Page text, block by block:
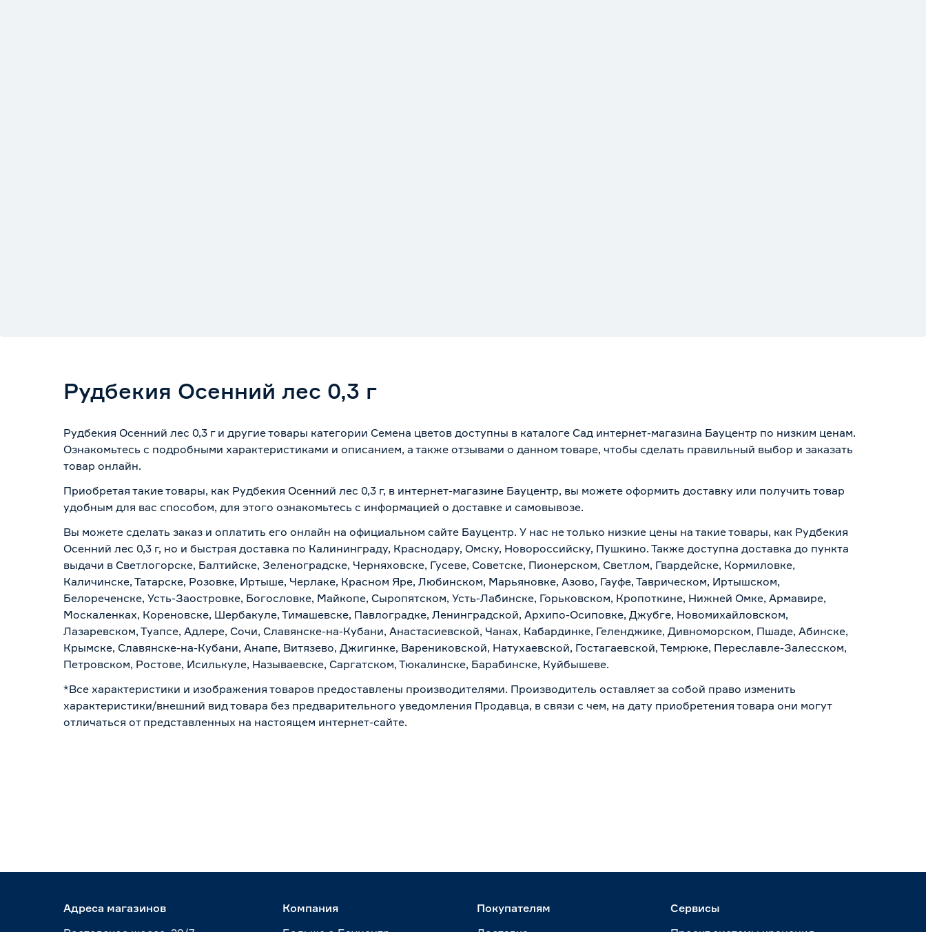
Рудбекия Осенний лес 0,3 г
Рудбекия Осенний лес 0,3 г и другие товары категории Семена цветов доступны в каталоге Сад интернет-магазина Бауцентр по низким ценам.
Ознакомьтесь с подробными характеристиками и описанием, а также отзывами о данном товаре, чтобы сделать правильный выбор и заказать
товар онлайн.
Приобретая такие товары, как Рудбекия Осенний лес 0,3 г, в интернет-магазине Бауцентр, вы можете оформить доставку или получить товар
удобным для вас способом, для этого ознакомьтесь с информацией о доставке и самовывозе.
Вы можете сделать заказ и оплатить его онлайн на официальном сайте Бауцентр. У нас не только низкие цены на такие товары, как Рудбекия
Осенний лес 0,3 г, но и быстрая доставка по Калининграду, Краснодару, Омску, Новороссийску, Пушкино. Также доступна доставка до пункта
выдачи в Светлогорске, Балтийске, Зеленоградске, Черняховске, Гусеве, Советске, Пионерском, Светлом, Гвардейске, Кормиловке,
Каличинске, Татарске, Розовке, Иртыше, Черлаке, Красном Яре, Любинском, Марьяновке, Азово, Гауфе, Таврическом, Иртышском,
Белореченске, Усть-Заостровке, Богословке, Майкопе, Сыропятском, Усть-Лабинске, Горьковском, Кропоткине, Нижней Омке, Армавире,
Москаленках, Кореновске, Шербакуле, Тимашевске, Павлоградке, Ленинградской, Архипо-Осиповке, Джубге, Новомихайловском,
Лазаревском, Туапсе, Адлере, Сочи, Славянске-на-Кубани, Анастасиевской, Чанах, Кабардинке, Геленджике, Дивноморском, Пшаде, Абинске,
Крымске, Славянске-на-Кубани, Анапе, Витязево, Джигинке, Варениковской, Натухаевской, Гостагаевской, Темрюке, Переславле-Залесском,
Петровском, Ростове, Исилькуле, Называевске, Саргатском, Тюкалинске, Барабинске, Куйбышеве.
*Все характеристики и изображения товаров предоставлены производителями. Производитель оставляет за собой право изменить
характеристики/внешний вид товара без предварительного уведомления Продавца, в связи с чем, на дату приобретения товара они могут
отличаться от представленных на настоящем интернет-сайте.
Адреса магазинов
Компания
Покупателям
Сервисы